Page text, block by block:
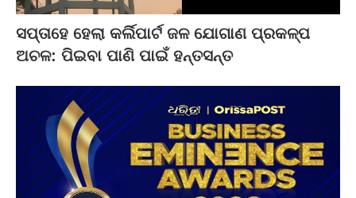
ସପ୍ତାହେ ହେଲା କର୍ଲିପାର୍ଟ ଜଳ ଯୋଗାଣ ପ୍ରକଳ୍ପ
ଅଚଳ: ପିଇବା ପାଣି ପାଇଁ ହନ୍ତସନ୍ତ